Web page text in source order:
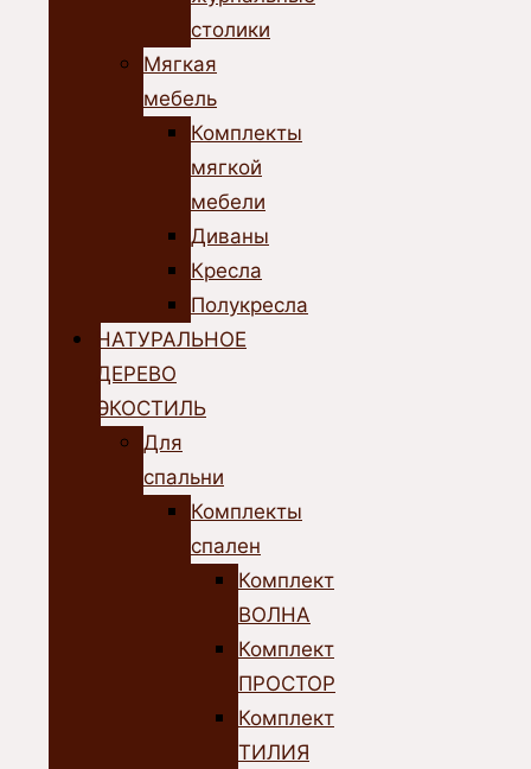
столики
Мягкая
мебель
Комплекты
мягкой
мебели
Диваны
Кресла
Полукресла
НАТУРАЛЬНОЕ
ДЕРЕВО
ЭКОСТИЛЬ
Для
спальни
Комплекты
спален
Комплект
ВОЛНА
Комплект
ПРОСТОР
Комплект
ТИЛИЯ